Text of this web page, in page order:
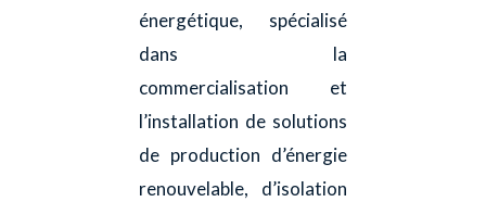
énergétique, spécialisé
dans la
commercialisation et
l’installation de solutions
de production d’énergie
renouvelable, d’isolation